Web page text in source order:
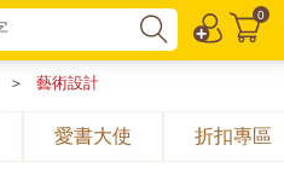
0
＞ 藝術設計
愛書大使 折扣專區